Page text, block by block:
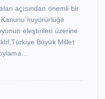
açısından önemli bir
eleştirileri üzerine
Büyük Millet